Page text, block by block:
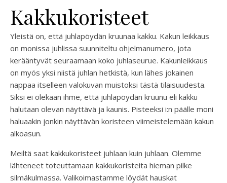
Kakkukoristeet
Yleistä on, että juhlapöydän kruunaa kakku. Kakun leikkaus
on monissa juhlissa suunniteltu ohjelmanumero, jota
kerääntyvät seuraamaan koko juhlaseurue. Kakunleikkaus
on myös yksi niistä juhlan hetkistä, kun lähes jokainen
nappaa itselleen valokuvan muistoksi tästä tilaisuudesta.
Siksi ei olekaan ihme, että juhlapöydän kruunu eli kakku
halutaan olevan näyttävä ja kaunis. Pisteeksi i:n päälle moni
haluaakin jonkin näyttävän koristeen viimeistelemään kakun
alkoasun.
Meiltä saat kakkukoristeet juhlaan kuin juhlaan. Olemme
lähteneet toteuttamaan kakkukoristeita hieman pilke
silmäkulmassa. Valikoimastamme löydät hauskat